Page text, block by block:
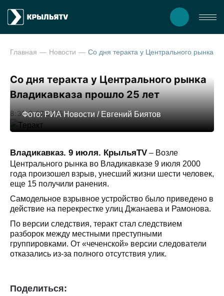
Главная Новости
Со дня теракта у Центрального рынка
Владикавказа прошло 25 лет
8:30 9.07.2025
Фото: РИА Новости / Евгений Биятов
Владикавказ. 9 июля. КрыльяTV – Возле
Центрального рынка во Владикавказе 9 июля 2000
года произошел взрыв, унесший жизни шести человек,
еще 15 получили ранения.
Самодельное взрывное устройство было приведено в
действие на перекрестке улиц Джанаева и Рамонова.
По версии следствия, теракт стал следствием
разборок между местными преступными
группировками. От «чеченской» версии следователи
отказались из-за полного отсутствия улик.
Поделиться: